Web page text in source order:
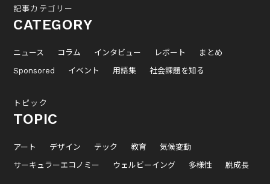
記事カテゴリー
CATEGORY
ニュース コラム インタビュー レポート
まとめ
Sponsored
イベント 用語集 社会課題を知る
トピック
TOPIC
アート デザイン テック 教育
気候変動
サーキュラーエコノミー
ウェルビーイング 多様性 脱成長